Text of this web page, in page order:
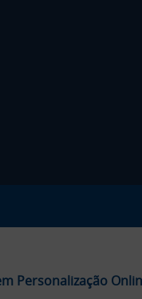
Personalização